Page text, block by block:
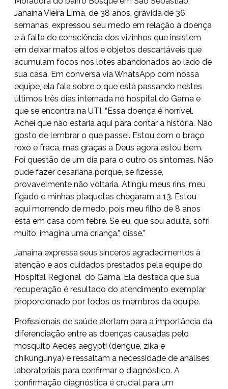
Janaína Vieira Lima, de 38 anos, grávida de 36
semanas, expressou seu medo em relação à doença
e à falta de consciência dos vizinhos que insistem
em deixar matos altos e objetos descartáveis que
acumulam focos nos lotes abandonados ao lado de
sua casa. Em conversa via WhatsApp com nossa
equipe, ela fala sobre o que está passando nestes
últimos três dias internada no hospital do Gama e
que se encontra na UTI. “Essa doença é horrível.
Achei que não estaria aqui para contar a história. Não
gosto de lembrar o que passei. Estou com o braço
roxo e fraca, mas graças a Deus agora estou bem.
Foi questão de um dia para o outro os sintomas. Não
pude fazer cesariana porque, se fizesse,
provavelmente não voltaria. Atingiu meus rins, meu
fígado e minhas plaquetas chegaram a 13. Estou
aqui morrendo de medo, pois meu filho de 8 anos
está em casa com febre. Se eu, que sou adulta, sofri
muito, imagina uma criança.”, disse.”
Janaína expressa seus sinceros agradecimentos à
atenção e aos cuidados prestados pela equipe do
Hospital Regional do Gama. Ela destaca que sua
recuperação é resultado do atendimento exemplar
proporcionado por todos os membros da equipe.
Profissionais de saúde alertam para a importância da
diferenciação entre as doenças causadas pelo
mosquito Aedes aegypti (dengue, zika e
chikungunya) e ressaltam a necessidade de análises
laboratoriais para confirmar o diagnóstico. A
confirmação diagnóstica é crucial para um